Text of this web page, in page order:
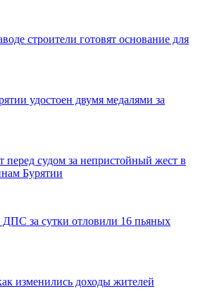
строители готовят основание для
удостоен двумя медалями за
перед судом за непристойный жест в
Бурятии
за сутки отловили 16 пьяных
изменились доходы жителей